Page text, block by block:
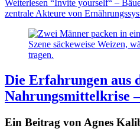
Weiterlesen “Invite yourself“ –
zentrale Akteure von
Die Erfahrungen aus
Nahrungsmittelkrise
Ein Beitrag von Agnes